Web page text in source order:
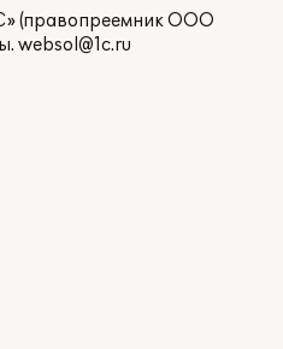
(правопреемник ООО
websol@1c.ru